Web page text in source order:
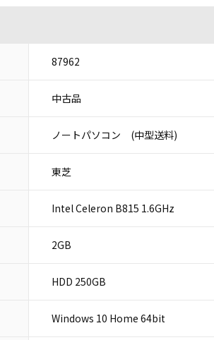
87962
中古品
ノートパソコン (中型送料)
東芝
Intel Celeron B815 1.6GHz
2GB
HDD 250GB
Windows 10 Home 64bit